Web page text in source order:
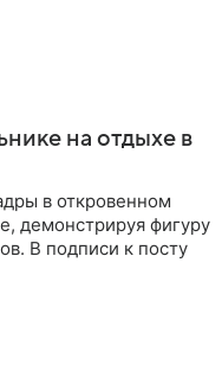
на отдыхе в
в откровенном
демонстрируя фигуру
В подписи к посту